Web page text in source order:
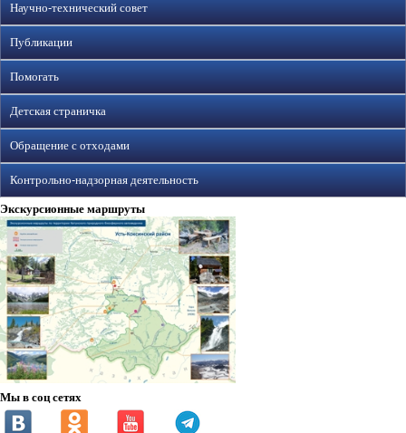
Научно-технический совет
Публикации
Помогать
Детская страничка
Обращение с отходами
Контрольно-надзорная деятельность
Экскурсионные маршруты
Мы в соц сетях